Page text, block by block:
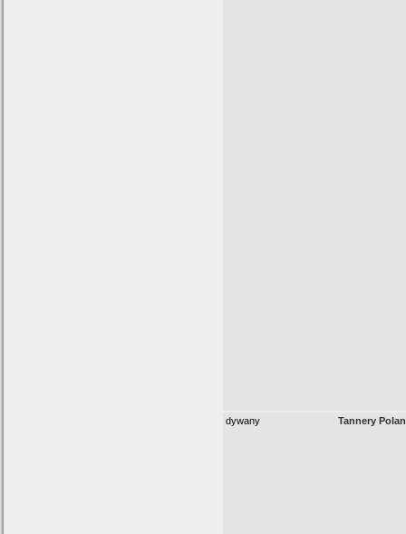
dywany Tannery